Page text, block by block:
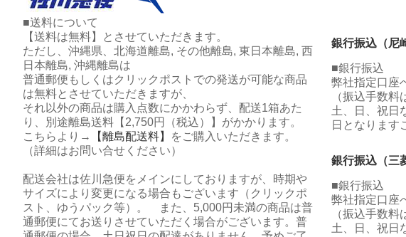
■送料について
【送料は無料】とさせていただきます。
ただし、沖縄県、北海道離島, その他離島, 東日本離島, 西
日本離島, 沖縄離島は
普通郵便もしくはクリックポストでの発送が可能な商品
は無料とさせていただきますが、
それ以外の商品は購入点数にかかわらず、配送1箱あた
り、別途離島送料【2,750円（税込）】がかかります。
こちらより→
【離島配送料】
をご購入いただきます。
（詳細はお問い合せください）
配送会社は佐川急便をメインにしておりますが、時期や
サイズにより変更になる場合もございます（クリックポ
スト、ゆうパック等）。 また、5,000円未満の商品は普
通郵便にてお送りさせていただく場合がございます。普
銀行振込（尼
■銀行振込
弊社指定口座
（振込手数料
土、日、祝日
日となります
銀行振込（三
■銀行振込
弊社指定口座
（振込手数料
土、日、祝日